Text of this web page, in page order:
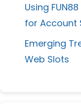
Using
for Account
Emerging
Web Slots